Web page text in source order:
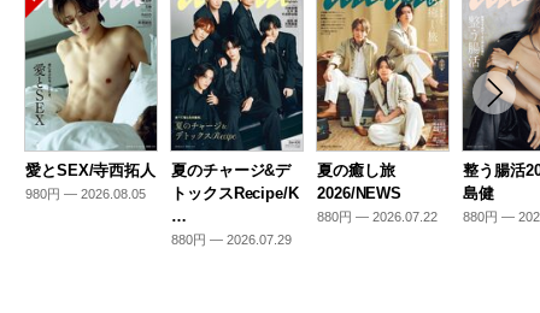
愛とSEX/寺西拓人
980円 — 2026.08.05
夏のチャージ&デ
トックスRecipe/K
…
880円 — 2026.07.29
夏の癒し旅
2026/NEWS
880円 — 2026.07.22
整う腸活
島健
880円 —